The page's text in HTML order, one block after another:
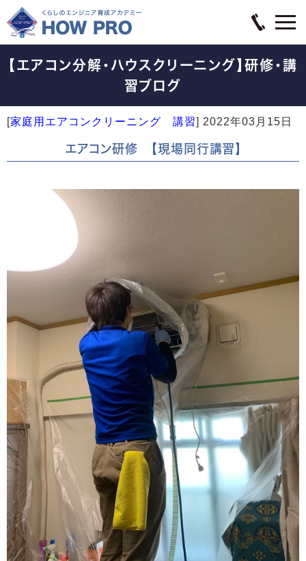
【エアコン分解・ハウスクリーニング】研修・講
習ブログ
[家庭用エアコンクリーニング 講習] 2022年03月15日
エアコン研修 【現場同行講習】